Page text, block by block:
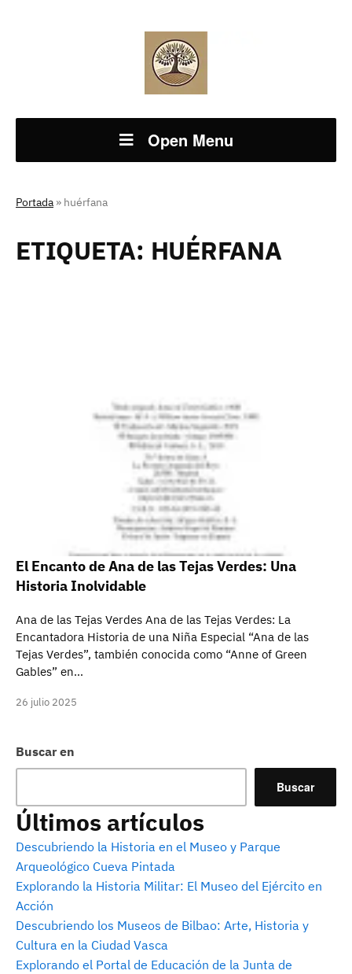
Open Menu
Portada » huérfana
Buscar en
Buscar
Últimos artículos
Descubriendo la Historia en el Museo y Parque
Arqueológico Cueva Pintada
Explorando la Historia Militar: El Museo del Ejército en
Acción
Descubriendo los Museos de Bilbao: Arte, Historia y
Cultura en la Ciudad Vasca
Explorando el Portal de Educación de la Junta de
ETIQUETA: HUÉRFANA
El Encanto de Ana de las Tejas Verdes: Una
Historia Inolvidable
Ana de las Tejas Verdes Ana de las Tejas Verdes: La
Encantadora Historia de una Niña Especial “Ana de las
Tejas Verdes”, también conocida como “Anne of Green
Gables” en…
26 julio 2025